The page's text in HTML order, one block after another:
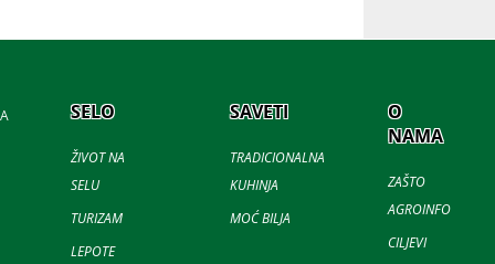
SELO
ŽIVOT NA
SELU
TURIZAM
LEPOTE
SAVETI
TRADICIONALNA
KUHINJA
MOĆ BILJA
O
NAMA
ZAŠTO
AGROINFO
CILJEVI